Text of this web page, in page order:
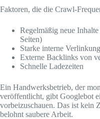
Faktoren, die die Crawl-
Regelmäßig neue
Seiten)
Starke interne Verlinkung
Externe Backlinks von
Schnelle Ladezeiten
Ein Handwerksbetrieb, der
veröffentlicht, gibt Googlebot
vorbeizuschauen. Das ist kein
belohnt saubere Arbeit.